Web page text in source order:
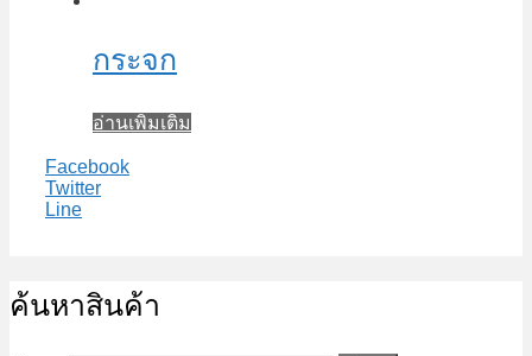
กระจก
อ่านเพิ่มเติม
Facebook
Twitter
Line
ค้นหาสินค้า